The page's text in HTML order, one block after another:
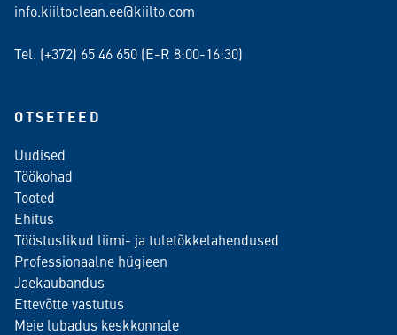
info.kiiltoclean.ee@kiilto.com
Tel. (+372) 65 46 650 (E-R 8:00-16:30)
OTSETEED
Uudised
Töökohad
Tooted
Ehitus
Tööstuslikud liimi- ja tuletõkkelahendused
Professionaalne hügieen
Jaekaubandus
Ettevõtte vastutus
Meie lubadus keskkonnale